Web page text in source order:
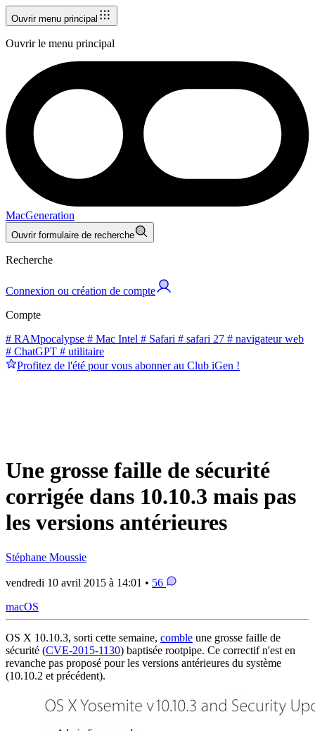
Ouvrir menu principal
Ouvrir le menu principal
MacGeneration
Ouvrir formulaire de recherche
Recherche
Connexion ou création de compte
Compte
# RAMpocalypse # Mac Intel # Safari # safari 27 # navigateur web
# ChatGPT # utilitaire
Profitez de l'été pour vous abonner au Club iGen !
Une grosse faille de sécurité
corrigée dans 10.10.3 mais pas
les versions antérieures
Stéphane Moussie
vendredi 10 avril 2015 à 14:01 • 56
macOS
OS X 10.10.3, sorti cette semaine, comble une grosse faille de
sécurité (CVE-2015-1130) baptisée rootpipe. Ce correctif n'est en
revanche pas proposé pour les versions antérieures du système
(10.10.2 et précédent).